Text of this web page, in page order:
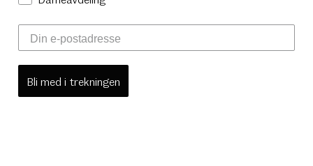
Bli med i trekningen